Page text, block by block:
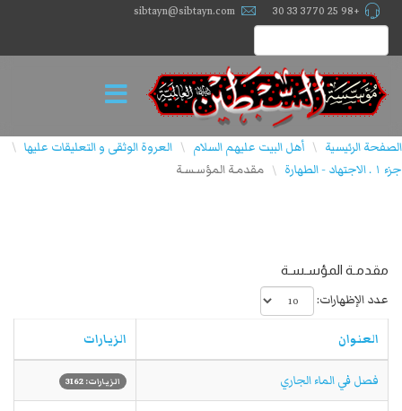
+98 25 3770 33 30
sibtayn@sibtayn.com
الصفحة الرئيسية \ أهل البيت عليهم السلام \ العروة الوثقى و التعليقات عليها \
جزء ١ . الاجتهاد - الطهارة
\ مقدمـة المؤسـسـة
مقدمـة المؤسـسـة
عدد الإظهارات:
العنوان الزيارات
فصل في الماء الجاري الزيارات: 3162